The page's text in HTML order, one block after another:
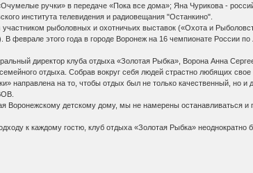
ручки» в передаче «Пока все дома»; Яна Чурикова -
института телевидения и радиовещания "Останкино".
рыболовных и охотничьих выставок («Охота и
В феврале этого года в городе Воронеж на 16 чемпионате России
директор клуба отдыха «Золотая Рыбка», Ворона Анна
отдыха. Собрав вокруг себя людей страстно любящих
направлена на то, чтобы отдых был не только качественный, но
детскому дому, мы не намерены останавливаться и
к каждому гостю, клуб отдыха «Золотая Рыбка»